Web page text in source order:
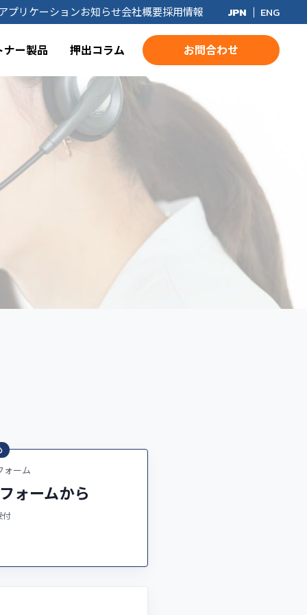
プリケーションお知らせ会社概要採用情報 ENG
JPN
ナー製品 押出コラム お問合わせ
ォーム
ォームから
付